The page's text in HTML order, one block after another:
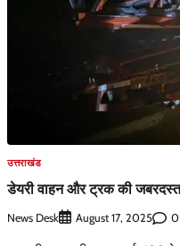
उत्तराखंड
डेयरी वाहन और ट्रक की
News Desk August 17, 2025 0